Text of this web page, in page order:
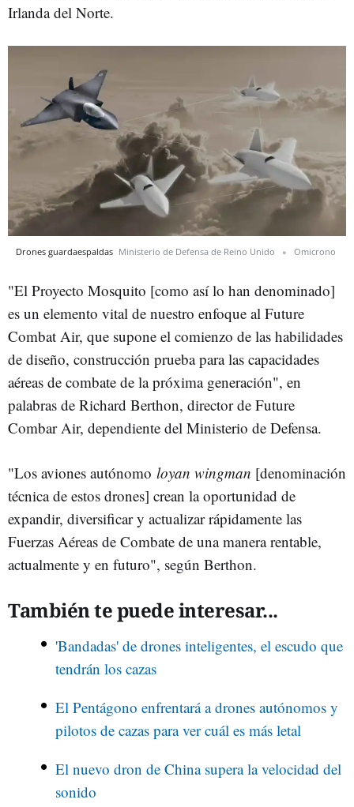
Irlanda del Norte.
Drones guardaespaldas Ministerio de Defensa de Reino Unido Omicrono
"El Proyecto Mosquito [como así lo han denominado]
es un elemento vital de nuestro enfoque al Future
Combat Air, que supone el comienzo de las habilidades
de diseño, construcción prueba para las capacidades
aéreas de combate de la próxima generación", en
palabras de Richard Berthon, director de Future
Combar Air, dependiente del Ministerio de Defensa.
"Los aviones autónomo loyan wingman [denominación
técnica de estos drones] crean la oportunidad de
expandir, diversificar y actualizar rápidamente las
Fuerzas Aéreas de Combate de una manera rentable,
actualmente y en futuro", según Berthon.
También te puede interesar...
'Bandadas' de drones inteligentes, el escudo que
tendrán los cazas
El Pentágono enfrentará a drones autónomos y
pilotos de cazas para ver cuál es más letal
El nuevo dron de China supera la velocidad del
sonido